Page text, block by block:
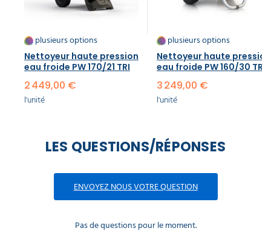
l'unité
Cloche
de lavage
haute
medium
de
lavage
pour
pression
plusieurs options
Nettoyeur haute pression
eau froide PW 170/21 TRI
2 449,00 €
l'unité
plusieurs options
Nettoyeur haute pression
eau froide PW 160/30 TRI
3 249,00 €
l'unité
LES QUESTIONS/RÉPONSES
ENVOYEZ NOUS VOTRE QUESTION
Pas de questions pour le moment.